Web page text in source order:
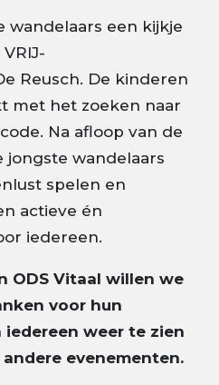
wandelaars een kijkje
Reusch. De kinderen
met het zoeken naar
Na afloop van de
wandelaars
spelen en
actieve én
iedereen.
ODS Vitaal willen we
voor hun
iedereen weer te zien
evenementen.